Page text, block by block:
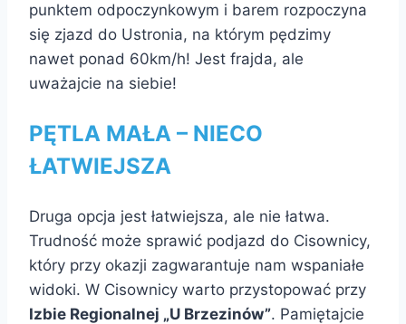
punktem odpoczynkowym i barem rozpoczyna
się zjazd do Ustronia, na którym pędzimy
nawet ponad 60km/h! Jest frajda, ale
uważajcie na siebie!
PĘTLA MAŁA – NIECO
ŁATWIEJSZA
Druga opcja jest łatwiejsza, ale nie łatwa.
Trudność może sprawić podjazd do Cisownicy,
który przy okazji zagwarantuje nam wspaniałe
widoki. W Cisownicy warto przystopować przy
Izbie Regionalnej „U Brzezinów”. Pamiętajcie